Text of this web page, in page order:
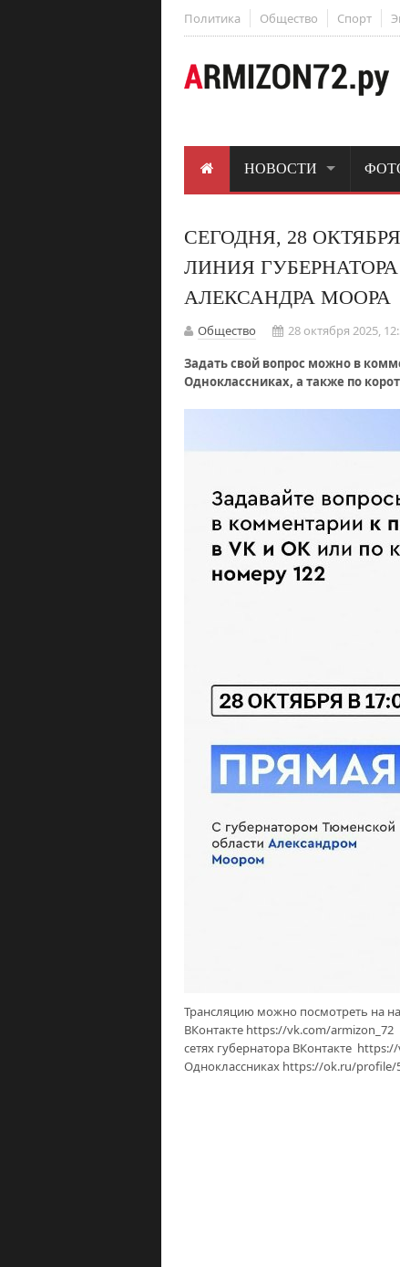
Политика Общество Спорт
НОВОСТИ
СЕГОДНЯ, 28
ЛИНИЯ
АЛЕКСАНДРА МООРА
Общество
28 октября 2025,
Задать свой вопрос можно в
Одноклассниках, а также по
Трансляцию можно посмотреть на
ВКонтакте https://vk.com/
сетях губернатора ВКонтакте
Одноклассниках https://ok.ru/profile/